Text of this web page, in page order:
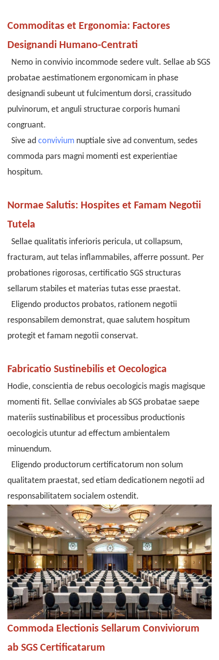
Commoditas et Ergonomia: Factores
Designandi Humano-Centrati
Nemo in convivio incommode sedere vult. Sellae ab SGS
probatae aestimationem ergonomicam in phase
designandi subeunt ut fulcimentum dorsi, crassitudo
pulvinorum, et anguli structurae corporis humani
congruant.
Sive ad convivium nuptiale sive ad conventum, sedes
commoda pars magni momenti est experientiae
hospitum.
Normae Salutis: Hospites et Famam Negotii
Tutela
Sellae qualitatis inferioris pericula, ut collapsum,
fracturam, aut telas inflammabiles, afferre possunt. Per
probationes rigorosas, certificatio SGS structuras
sellarum stabiles et materias tutas esse praestat.
Eligendo productos probatos, rationem negotii
responsabilem demonstrat, quae salutem hospitum
protegit et famam negotii conservat.
Fabricatio Sustinebilis et Oecologica
Hodie, conscientia de rebus oecologicis magis magisque
momenti fit. Sellae conviviales ab SGS probatae saepe
materiis sustinabilibus et processibus productionis
oecologicis utuntur ad effectum ambientalem
minuendum.
Eligendo productorum certificatorum non solum
qualitatem praestat, sed etiam dedicationem negotii ad
responsabilitatem socialem ostendit.
Commoda Electionis Sellarum Conviviorum
ab SGS Certificatarum